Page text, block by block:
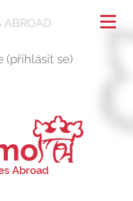
ABROAD
(přihlásit se)
Abroad